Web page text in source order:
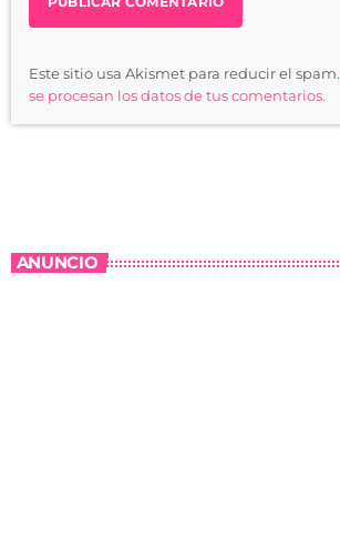
Este sitio usa Akismet para reducir el spam.
se procesan los datos de tus comentarios.
ANUNCIO